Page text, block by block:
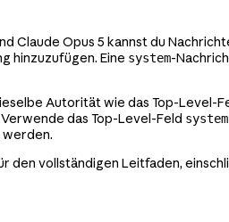
Claude Opus 5 kannst du
hinzuzufügen. Eine system-
Autorität wie das Top-Level-
das Top-Level-Feld system
den vollständigen Leitfaden,